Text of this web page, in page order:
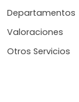
Departamentos
Valoraciones
Otros Servicios